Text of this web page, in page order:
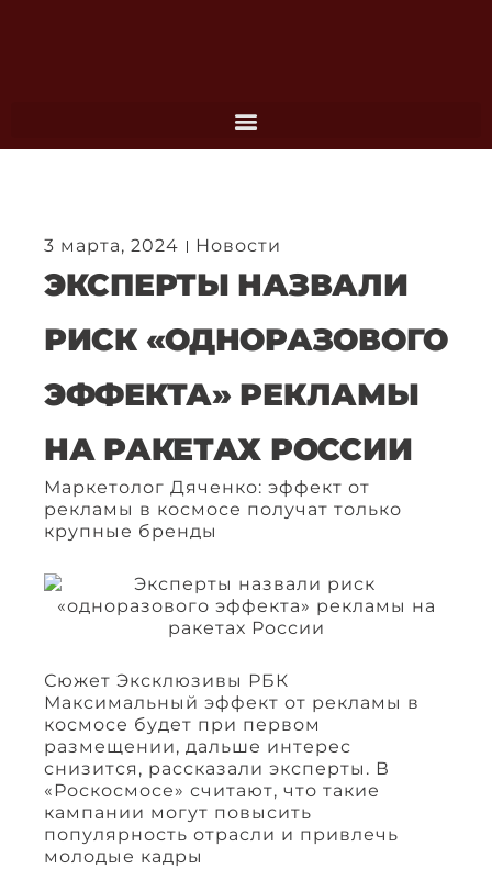
3 марта, 2024 Новости
ЭКСПЕРТЫ НАЗВАЛИ
РИСК «ОДНОРАЗОВОГО
ЭФФЕКТА» РЕКЛАМЫ
НА РАКЕТАХ РОССИИ
Маркетолог Дяченко: эффект от
рекламы в космосе получат только
крупные бренды
Сюжет Эксклюзивы РБК
Максимальный эффект от рекламы в
космосе будет при первом
размещении, дальше интерес
снизится, рассказали эксперты. В
«Роскосмосе» считают, что такие
кампании могут повысить
популярность отрасли и привлечь
молодые кадры